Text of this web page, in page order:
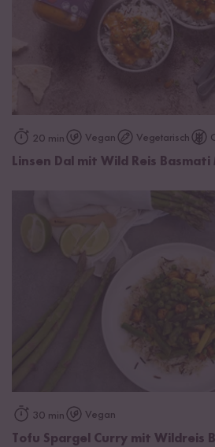
20 min Vegan Vegetarisch
Linsen Dal mit Wild Reis
30 min Vegan
Tofu Spargel Curry mit Wildreis